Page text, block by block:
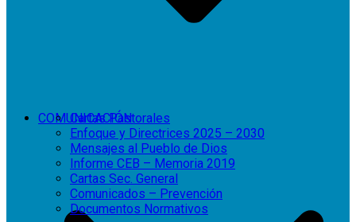
Cartas Pastorales
Enfoque y Directrices 2025 – 2030
Mensajes al Pueblo de Dios
Informe CEB – Memoria 2019
Cartas Sec. General
Comunicados – Prevención
Documentos Normativos
COMUNICACIÓN